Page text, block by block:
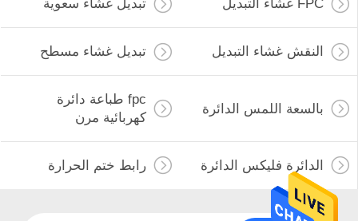
FPC غشاء التبديل تبديل غشاء سعوية
النقش غشاء التبديل تبديل غشاء مسطح
بالسعة اللمس الدائرة
fpc طباعة دائرة
كهربائية مرن
الدائرة فليكس الدائرة رابط ختم الحرارة